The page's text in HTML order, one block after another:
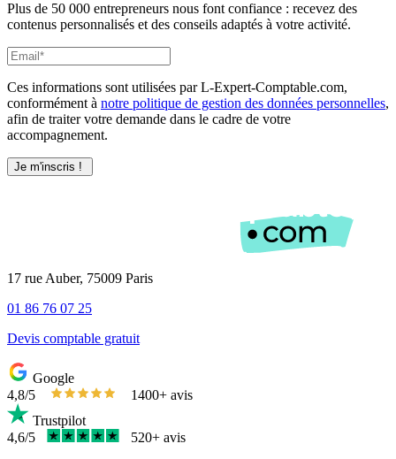
Plus de 50 000 entrepreneurs nous font confiance : recevez des
contenus personnalisés et des conseils adaptés à votre activité.
Ces informations sont utilisées par L-Expert-Comptable.com,
conformément à notre politique de gestion des données personnelles,
afin de traiter votre demande dans le cadre de votre
accompagnement.
17 rue Auber, 75009 Paris
01 86 76 07 25
Devis comptable gratuit
Google
4,8/5
1400+ avis
Trustpilot
4,6/5
520+ avis